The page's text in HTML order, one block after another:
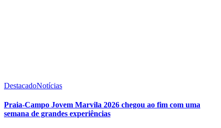
DestacadoNotícias
Praia-Campo Jovem Marvila 2026 chegou ao fim com uma
semana de grandes experiências